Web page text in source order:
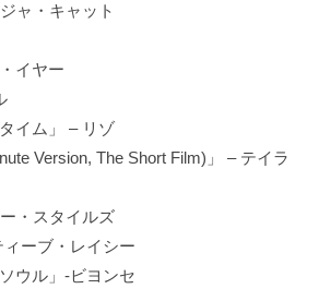
ャ・キャット
イヤー
イム」 – リゾ
Version, The Short Film)」 – テイラ
・スタイルズ
ィーブ・レイシー
ウル」-ビヨンセ